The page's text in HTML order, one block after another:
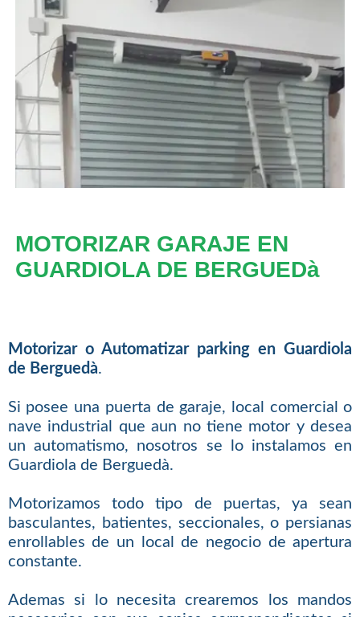
MOTORIZAR GARAJE EN
GUARDIOLA DE BERGUEDà
Motorizar o Automatizar parking en Guardiola
de Berguedà.
Si posee una puerta de garaje, local comercial o
nave industrial que aun no tiene motor y desea
un automatismo, nosotros se lo instalamos en
Guardiola de Berguedà.
Motorizamos todo tipo de puertas, ya sean
basculantes, batientes, seccionales, o persianas
enrollables de un local de negocio de apertura
constante.
Ademas si lo necesita crearemos los mandos